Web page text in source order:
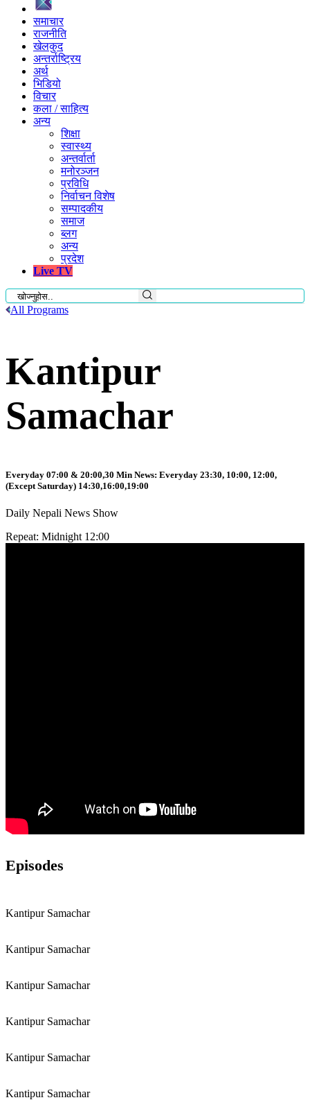
समाचार
राजनीति
खेलकुद
अन्तर्राष्ट्रिय
अर्थ
भिडियो
विचार
कला / साहित्य
अन्य
शिक्षा
स्वास्थ्य
अन्तर्वार्ता
मनोरञ्जन
प्रविधि
निर्वाचन विशेष
सम्पादकीय
समाज
ब्लग
अन्य
प्रदेश
Live TV
All Programs
Kantipur
Samachar
Everyday 07:00 & 20:00,30 Min News: Everyday 23:30, 10:00, 12:00,
(Except Saturday) 14:30,16:00,19:00
Daily Nepali News Show
Repeat: Midnight 12:00
Episodes
Kantipur Samachar
Kantipur Samachar
Kantipur Samachar
Kantipur Samachar
Kantipur Samachar
Kantipur Samachar